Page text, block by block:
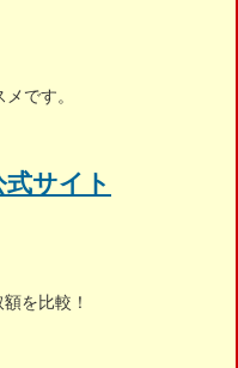
です。
サイト
を比較！